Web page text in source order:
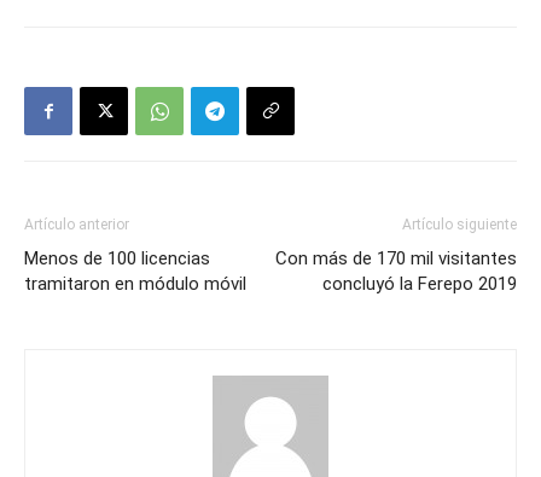
Artículo anterior
Menos de 100 licencias
tramitaron en módulo móvil
Artículo siguiente
Con más de 170 mil visitantes
concluyó la Ferepo 2019